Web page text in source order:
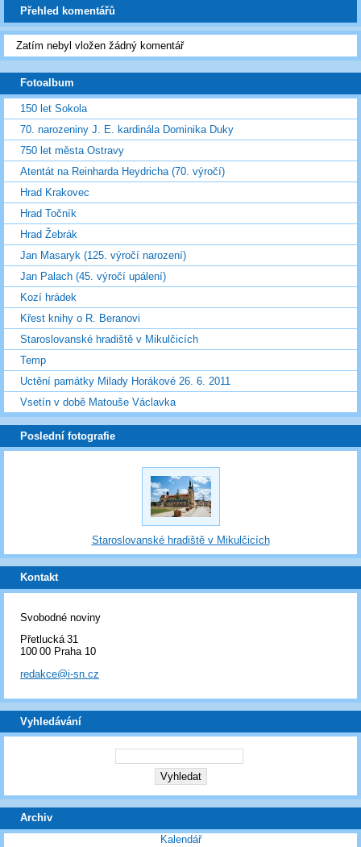
Přehled komentářů
Zatím nebyl vložen žádný komentář
Fotoalbum
150 let Sokola
70. narozeniny J. E. kardinála Dominika Duky
750 let města Ostravy
Atentát na Reinharda Heydricha (70. výročí)
Hrad Krakovec
Hrad Točník
Hrad Žebrák
Jan Masaryk (125. výročí narození)
Jan Palach (45. výročí upálení)
Kozí hrádek
Křest knihy o R. Beranovi
Staroslovanské hradiště v Mikulčicích
Temp
Uctění památky Milady Horákové 26. 6. 2011
Vsetín v době Matouše Václavka
Poslední fotografie
Staroslovanské hradiště v Mikulčicích
Kontakt
Svobodné noviny
Přetlucká 31
100 00 Praha 10
redakce@i-sn.cz
Vyhledávání
Archiv
Kalendář